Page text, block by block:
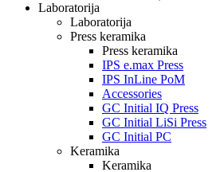
Laboratorija
Laboratorija
Press keramika
Press keramika
IPS e.max Press
IPS InLine PoM
Accessories
GC Initial IQ Press
GC Initial LiSi Press
GC Initial PC
Keramika
Keramika